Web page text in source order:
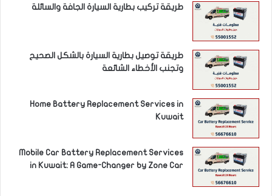
طريقة تركيب بطارية السيارة الجافة والسائلة
طريقة توصيل بطارية السيارة بالشكل الصحيح
وتجنب الأخطاء الشائعة
Home Battery Replacement Services in
Kuwait
Mobile Car Battery Replacement Services
in Kuwait: A Game-Changer by Zone Car